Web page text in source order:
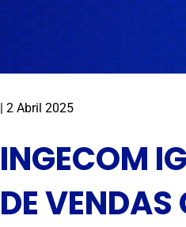
2 Abril 2025
INGECOM
DE